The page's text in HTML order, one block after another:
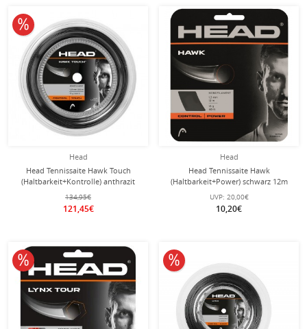
Head
Head Tennissaite Hawk Touch
(Haltbarkeit+Kontrolle) anthrazit
200m Rolle
134,95€
121,45€
10% reduziert
Head
Head Tennissaite Hawk
(Haltbarkeit+Power) schwarz 12m
Set
UVP: 20,00€
10,20€
10% reduziert 10% reduziert